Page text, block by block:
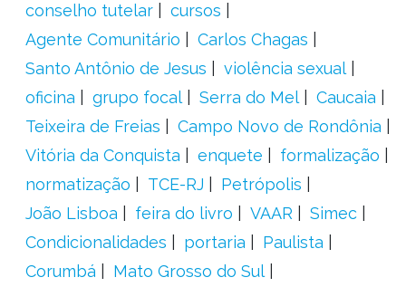
conselho tutelar
cursos
Agente Comunitário
Carlos Chagas
Santo Antônio de Jesus
violência sexual
oficina
grupo focal Serra do Mel
Caucaia
Teixeira de Freias
Campo Novo de Rondônia
Vitória da Conquista
enquete
formalização
normatização
TCE-RJ
Petrópolis
João Lisboa
feira do livro VAAR
Simec
Condicionalidades
portaria
Paulista
Corumbá
Mato Grosso do Sul